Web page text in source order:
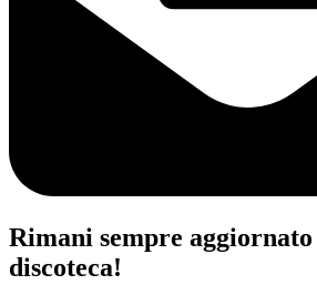
Rimani sempre
discoteca!